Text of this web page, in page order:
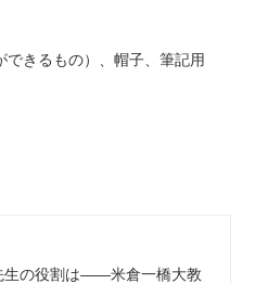
きるもの）、帽子、筆記用
生の役割は――米倉一橋大教